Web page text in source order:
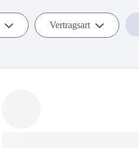
Vertragsart